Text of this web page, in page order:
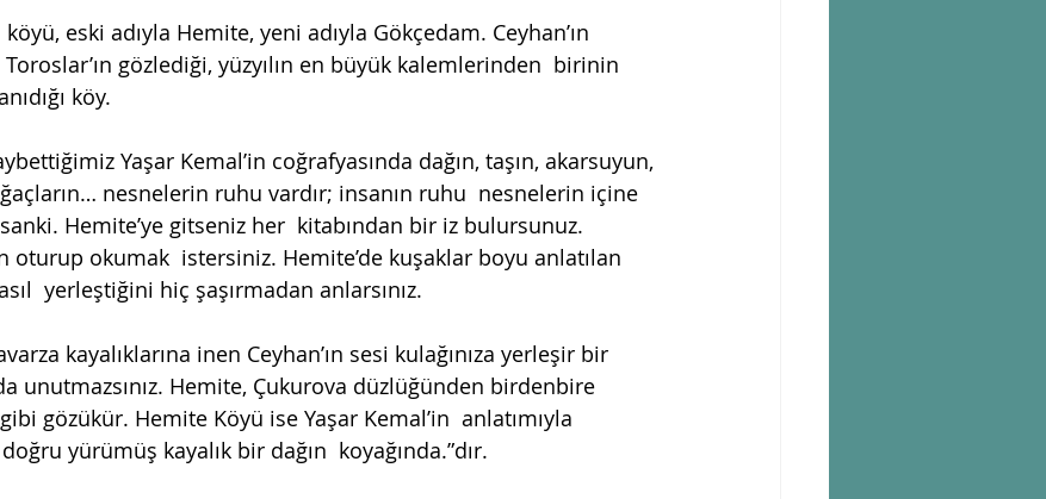
köyü, eski adıyla Hemite, yeni adıyla Gökçedam. Ceyhan’ın
Toroslar’ın gözlediği, yüzyılın en büyük kalemlerinden  birinin
köy.
Yaşar Kemal’in coğrafyasında dağın, taşın, akarsuyun,
nesnelerin ruhu vardır; insanın ruhu  nesnelerin içine
Hemite’ye gitseniz her  kitabından bir iz bulursunuz.
oturup okumak  istersiniz. Hemite’de kuşaklar boyu anlatılan
yerleştiğini hiç şaşırmadan anlarsınız.
kayalıklarına inen Ceyhan’ın sesi kulağınıza yerleşir bir
unutmazsınız. Hemite, Çukurova düzlüğünden birdenbire
gözükür. Hemite Köyü ise Yaşar Kemal’in  anlatımıyla
doğru yürümüş kayalık bir dağın  koyağında.”dır.